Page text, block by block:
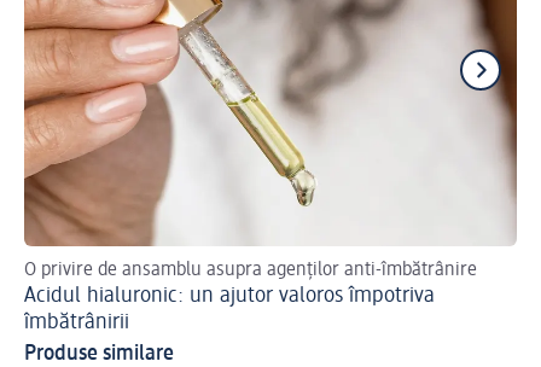
O privire de ansamblu asupra agenților anti-îmbătrânire
Acidul hialuronic: un ajutor valoros împotriva
îmbătrânirii
Produse similare